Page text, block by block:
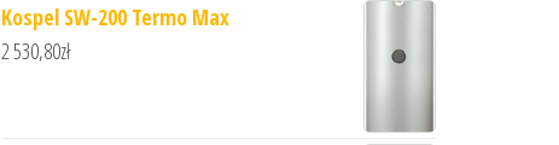
Kospel SW-200 Termo Max
2 530,80zł